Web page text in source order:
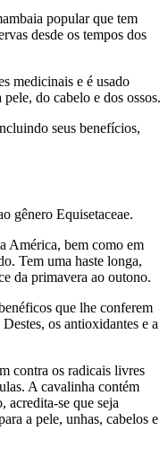
popular que tem
desde os tempos dos
medicinais e é usado
do cabelo e dos ossos.
seus benefícios,
gênero Equisetaceae.
América, bem como em
Tem uma haste longa,
da primavera ao outono.
que lhe conferem
os antioxidantes e a
contra os radicais livres
A cavalinha contém
se que seja
a pele, unhas, cabelos e